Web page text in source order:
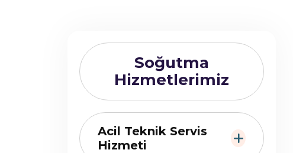
Soğutma
Hizmetlerimiz
Acil Teknik Servis
Hizmeti